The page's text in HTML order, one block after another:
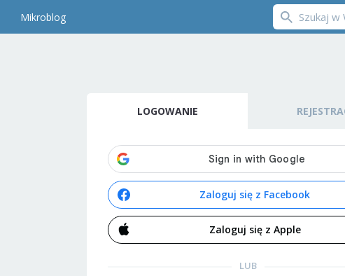
Mikroblog
LOGOWANIE
Zaloguj się z Facebook
Zaloguj się z Apple
LUB